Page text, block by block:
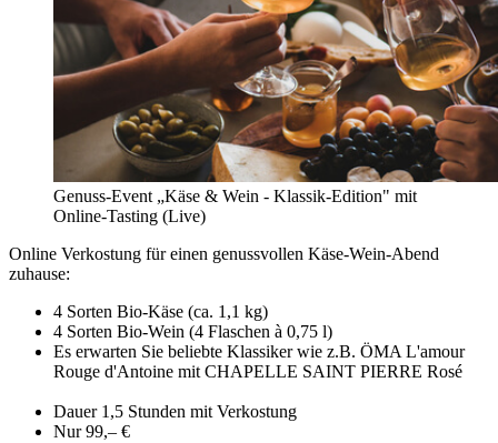
Genuss-Event „Käse & Wein - Klassik-Edition" mit
Online-Tasting (Live)
Online Verkostung für einen genussvollen Käse-Wein-Abend
zuhause:
4 Sorten Bio-Käse (ca. 1,1 kg)
4 Sorten Bio-Wein (4 Flaschen à 0,75 l)
Es erwarten Sie beliebte Klassiker wie z.B. ÖMA L'amour
Rouge d'Antoine mit CHAPELLE SAINT PIERRE Rosé
Dauer 1,5 Stunden mit Verkostung
Nur 99,– €